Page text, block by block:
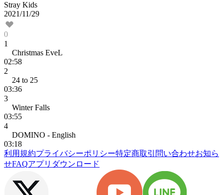
Stray Kids
2021/11/29
0
1
Christmas EveL
02:58
2
24 to 25
03:36
3
Winter Falls
03:55
4
DOMINO - English
03:18
利用規約プライバシーポリシー特定商取引 問い合わせお知ら
せFAQアプリダウンロード